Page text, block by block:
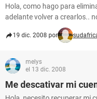
Hola, como hago para
adelante volver a crearlos..
19 dic. 2008 por
melys
el 13 dic. 2008
Me descativar mi